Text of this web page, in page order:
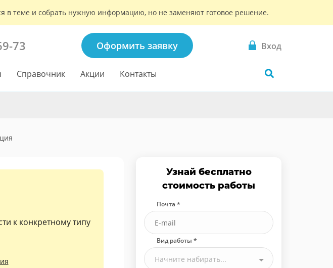
в теме и собрать нужную информацию, но не заменяют готовое решение.
73 Оформить заявку Вход
Справочник Акции Контакты
к конкретному типу
Узнай бесплатно
стоимость работы
Почта *
Вид работы *
Начните набирать...